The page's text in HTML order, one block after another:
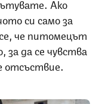
Ако
си само за
се, че питомецът
за да се чувства
отсъствие.